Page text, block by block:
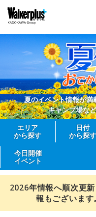
夏のイベント情報が
キャンプ場な
エリア
から探す
日付
から探す
今日開催
イベント
2026年情報へ順次更
報もございます